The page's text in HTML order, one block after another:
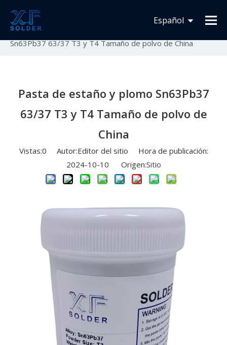
Español
Français
Usted está aquí:
de nuevo producto
Pasta de estaño y plomo
Sn63Pb37 63/37 T3 y T4 Tamaño de polvo de China
Pasta de estaño y plomo Sn63Pb37
63/37 T3 y T4 Tamaño de polvo de
China
Vistas:0 Autor:Editor del sitio Hora de publicación:
2024-10-10 Origen:Sitio